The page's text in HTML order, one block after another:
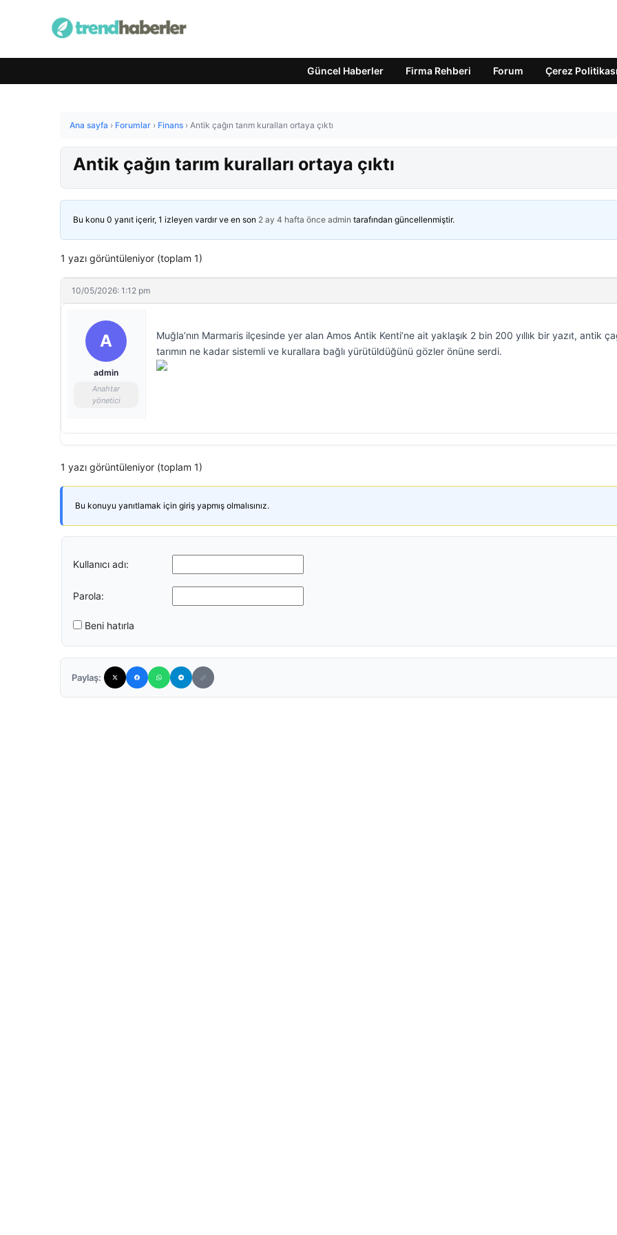
Güncel Haberler Firma Rehberi Forum Çerez Politikası
Ana sayfa › Forumlar › Finans › Antik çağın tarım kuralları ortaya çıktı
Antik çağın tarım kuralları ortaya çıktı
Bu konu 0 yanıt içerir, 1 izleyen vardır ve en son 2 ay 4 hafta önce admin tarafından güncellenmiştir.
1 yazı görüntüleniyor (toplam 1)
10/05/2026: 1:12 pm
A
admin
Anahtar
yönetici
Muğla’nın Marmaris ilçesinde yer alan Amos Antik Kenti’ne ait yaklaşık 2 bin 200 yıllık bir yazıt, antik
tarımın ne kadar sistemli ve kurallara bağlı yürütüldüğünü gözler önüne serdi.
1 yazı görüntüleniyor (toplam 1)
Bu konuyu yanıtlamak için giriş yapmış olmalısınız.
Kullanıcı adı:
Parola:
Beni hatırla
Paylaş: